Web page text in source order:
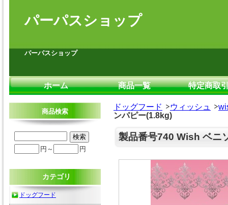
パーパスショップ
パーパスショップ
ホーム 商品一覧 特定商取
ドッグフード ウィッシュ
ンパピー(1.8kg)
製品番号740 Wish ベニ
商品検索
円～ 円
カテゴリ
ドッグフード